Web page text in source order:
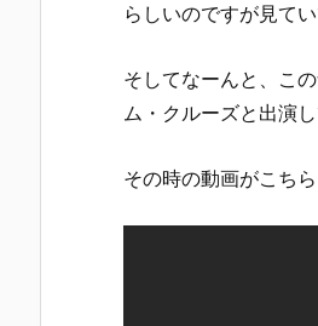
らしいのですが見て
そしてなーんと、こ
ム・クルーズと出演
その時の動画がこちら